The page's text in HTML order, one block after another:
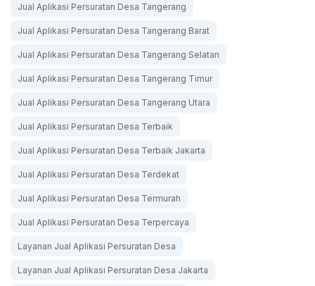
Jual Aplikasi Persuratan Desa Tangerang
Jual Aplikasi Persuratan Desa Tangerang Barat
Jual Aplikasi Persuratan Desa Tangerang Selatan
Jual Aplikasi Persuratan Desa Tangerang Timur
Jual Aplikasi Persuratan Desa Tangerang Utara
Jual Aplikasi Persuratan Desa Terbaik
Jual Aplikasi Persuratan Desa Terbaik Jakarta
Jual Aplikasi Persuratan Desa Terdekat
Jual Aplikasi Persuratan Desa Termurah
Jual Aplikasi Persuratan Desa Terpercaya
Layanan Jual Aplikasi Persuratan Desa
Layanan Jual Aplikasi Persuratan Desa Jakarta